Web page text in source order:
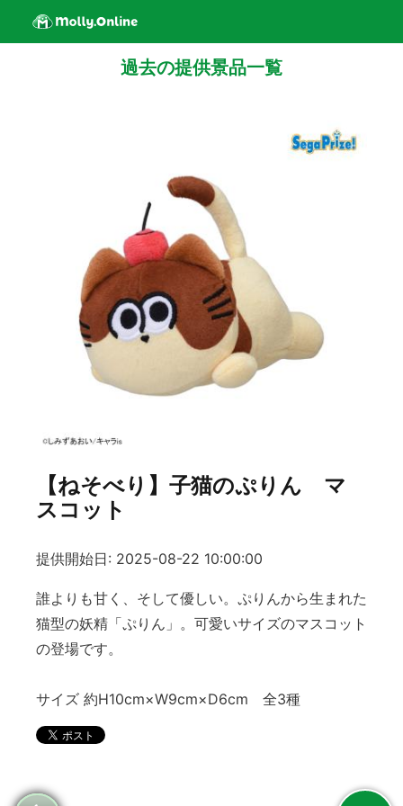
過去の提供景品一覧
【ねそべり】子猫のぷりん マ
スコット
提供開始日: 2025-08-22 10:00:00
誰よりも甘く、そして優しい。ぷりんから生まれた
猫型の妖精「ぷりん」。可愛いサイズのマスコット
の登場です。
サイズ 約H10cm×W9cm×D6cm 全3種